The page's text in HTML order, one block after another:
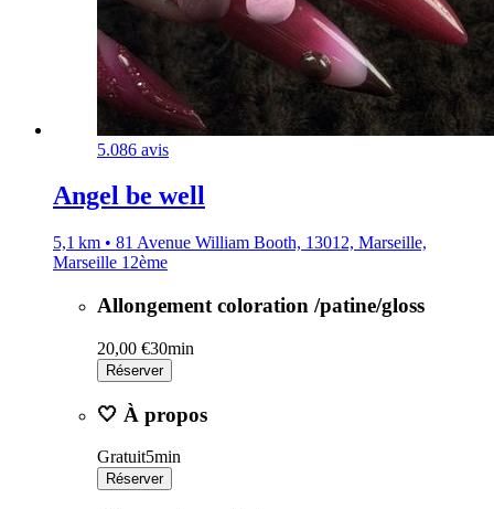
5.086 avis
Angel be well
5,1 km • 81 Avenue William Booth, 13012, Marseille,
Marseille 12ème
Allongement coloration /patine/gloss
20,00 €30min
Réserver
🤍 À propos
Gratuit5min
Réserver